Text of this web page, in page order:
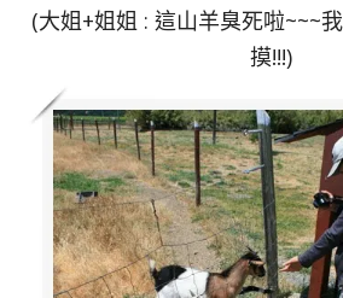
(大姐+姐姐 : 這山羊臭死啦~~~
摸!!!)